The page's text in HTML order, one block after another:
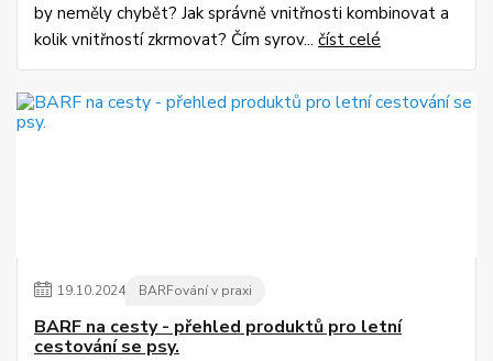
by neměly chybět? Jak správně vnitřnosti kombinovat a
kolik vnitřností zkrmovat? Čím syrov... číst celé
19.10.2024 BARFování v praxi
BARF na cesty - přehled produktů pro letní
cestování se psy.